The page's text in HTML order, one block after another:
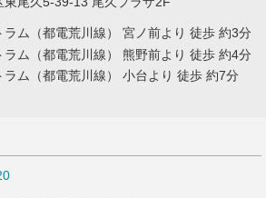
ラム（都電荒川線） 宮ノ前より 徒歩 約3分
ラム（都電荒川線） 熊野前より 徒歩 約4分
ラム（都電荒川線） 小台より 徒歩 約7分